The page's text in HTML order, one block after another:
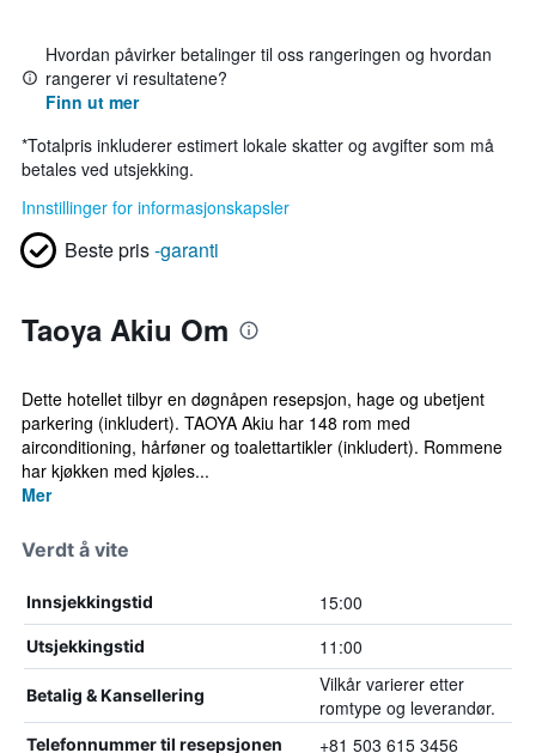
Hvordan påvirker betalinger til oss rangeringen og hvordan
rangerer vi resultatene?
Finn ut mer
*Totalpris inkluderer estimert lokale skatter og avgifter som må
betales ved utsjekking.
Innstillinger for informasjonskapsler
Beste pris-garanti
Taoya Akiu Om
Dette hotellet tilbyr en døgnåpen resepsjon, hage og ubetjent
parkering (inkludert). TAOYA Akiu har 148 rom med
airconditioning, hårføner og toalettartikler (inkludert). Rommene
har kjøkken med kjøles...
Mer
Verdt å vite
Innsjekkingstid 15:00
Utsjekkingstid 11:00
Betalig & Kansellering
Vilkår varierer etter
romtype og leverandør.
Telefonnummer til resepsjonen +81 503 615 3456